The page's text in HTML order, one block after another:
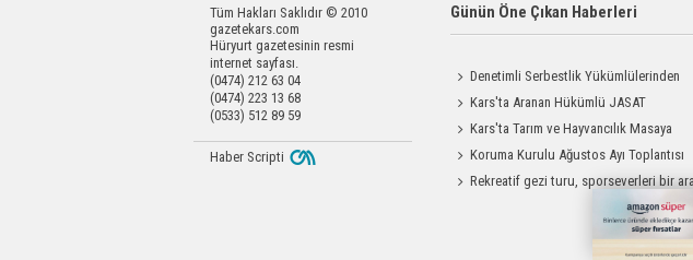
Tüm Hakları Saklıdır © 2010
gazetekars.com
Hüryurt gazetesinin resmi
internet sayfası.
(0474) 212 63 04
(0474) 223 13 68
(0533) 512 89 59
Günün Öne Çıkan Haberleri
Denetimli Serbestlik Yükümlülerinden
Okula Temizlik Desteği
Kars'ta Aranan Hükümlü JASAT
Operasyonuyla Yakalandı
Kars'ta Tarım ve Hayvancılık Masaya
Yatırıldı
Koruma Kurulu Ağustos Ayı Toplantısı
Yapıldı
Rekreatif gezi turu, sporseverleri bir
Haber Scripti